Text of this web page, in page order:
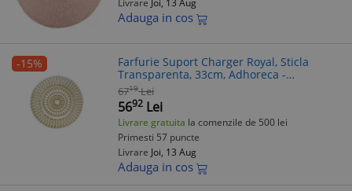
Livrare Joi, 13 Aug
Adauga in cos
-15%
Farfurie Suport Charger Royal, Sticla
Transparenta, 33cm, Adhoreca -
Evenimente Festive
6719 Lei
5692 Lei
Livrare gratuita la comenzile de 500 lei
Primesti 57 puncte
Livrare Joi, 13 Aug
Adauga in cos